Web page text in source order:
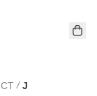
/ J